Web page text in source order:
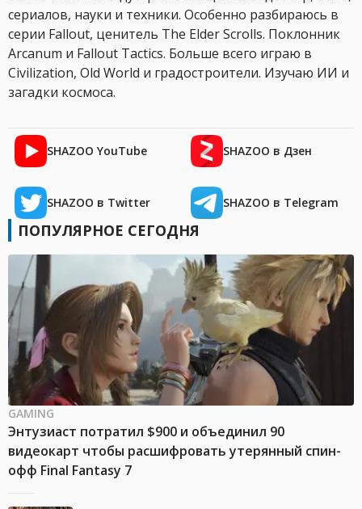
сериалов, науки и техники. Особенно разбираюсь в
серии Fallout, ценитель The Elder Scrolls. Поклонник
Arcanum и Fallout Tactics. Больше всего играю в
Civilization, Old World и градостроители. Изучаю ИИ и
загадки космоса.
SHAZOO YouTube SHAZOO в Дзен
SHAZOO в Twitter SHAZOO в Telegram
ПОПУЛЯРНОЕ СЕГОДНЯ
GAMING
Энтузиаст потратил $900 и объединил 90
видеокарт чтобы расшифровать утерянный спин-
офф Final Fantasy 7